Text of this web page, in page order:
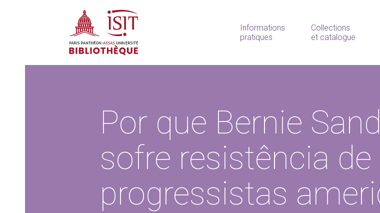
Informations
pratiques
Collections
et catalogue
Por que Bernie
sofre resistência de
progressistas